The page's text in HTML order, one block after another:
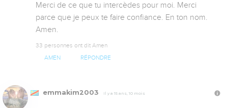
Merci de ce que tu intercèdes pour moi. Merci
parce que je peux te faire confiance. En ton nom.
Amen.
33 personnes ont dit Amen
AMEN RÉPONDRE
emmakim2003 Il y a 15 ans, 10 mois